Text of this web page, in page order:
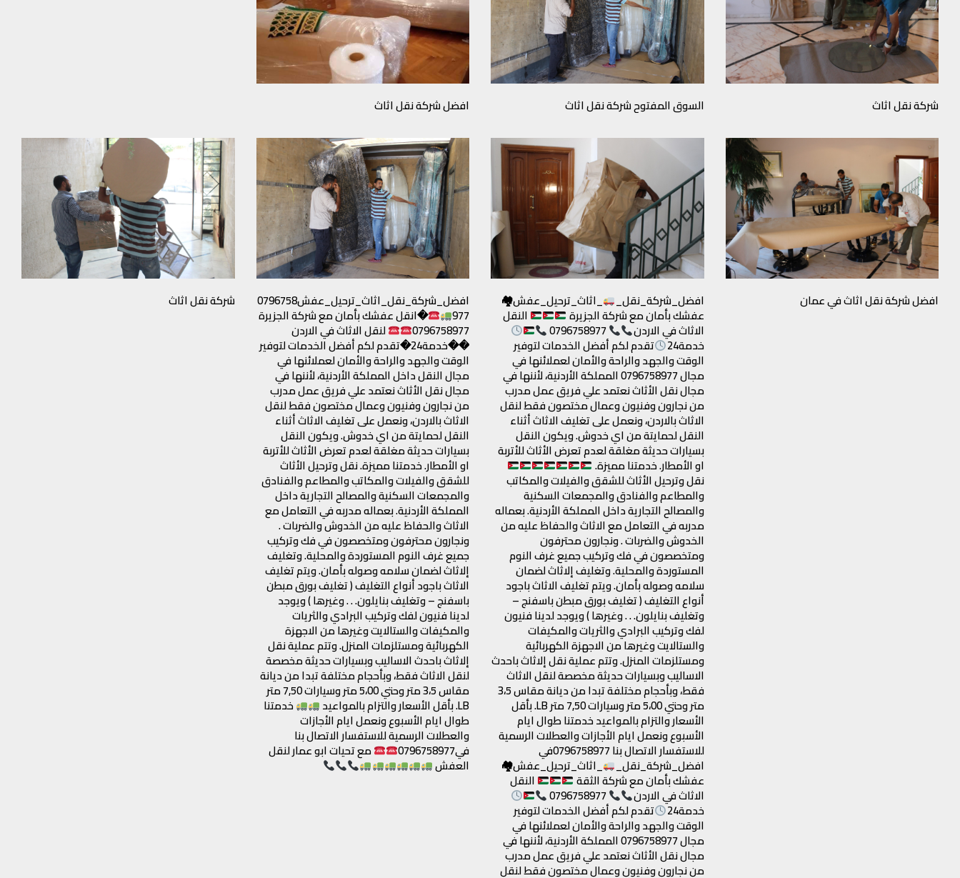
شركة نقل اثاث السوق المفتوح شركة نقل اثاث افضل شركة نقل اثاث
افضل شركة نقل اثاث في عمان افضل_شركة_نقل_ _اثاث_ترحيل_عفش🏘
عفشك بأمان مع شركة الجزيرة النقل
الاثاث في الاردن
خدمة24 تقدم لكم أفضل الخدمات لتوفير
الوقت والجهد والراحة والأمان لعملائنها في
مجال 0796758977 المملكة الأردنية، لأننها في
مجال نقل الأثاث نعتمد علي فريق عمل مدرب
من نجارون وفنيون وعمال مختصون فقط لنقل
الاثاث بالاردن، ونعمل على تغليف الاثاث أثناء
النقل لحمايتة من اي خدوش. ويكون النقل
بسيارات حديثة مغلقة لعدم تعرض الأثاث للأتربة
او الأمطار. خدمتنا مميزة.
نقل وترحيل الأثاث للشقق والفيلات والمكاتب
والمطاعم والفنادق والمجمعات السكنية
والمصالح التجارية داخل المملكة الأردنية. بعماله
مدربه في التعامل مع الاثاث والحفاظ عليه من
الخدوش والضربات . ونجارون محترفون
ومتخصصون في فك وتركيب جميع غرف النوم
المستوردة والمحلية. وتغليف إلاثاث لضمان
سلامه وصوله بأمان. ويتم تغليف الاثاث باجود
أنواع التغليف ( تغليف بورق مبطن باسفنج –
وتغليف بنايلون. . . وغيرها ) ويوجد لدينا فنيون
لفك وتركيب البرادي والثريات والمكيفات
والستالايت وغيرها من الاجهزة الكهربائية
ومستلزمات المنزل. وتتم عملية نقل إلاثاث باحدث
الاساليب وبسيارات حديثة مخصصة لنقل الاثاث
فقط، وبأحجام مختلفة تبدا من ديانة مقاس 3،5
متر وحتي 5،00 متر وسيارات 7,50 متر LB. بأقل
الأسعار والتزام بالمواعيد خدمتنا طوال ايام
الأسبوع ونعمل ايام الأجازات والعطلات الرسمية
للاستفسار الاتصال بنا 0796758977في
افضل_شركة_نقل_ _اثاث_ترحيل_عفش🏘
عفشك بأمان مع شركة الثقة النقل
الاثاث في الاردن
خدمة24 تقدم لكم أفضل الخدمات لتوفير
الوقت والجهد والراحة والأمان لعملائنها في
مجال 0796758977 المملكة الأردنية، لأننها في
مجال نقل الأثاث نعتمد علي فريق عمل مدرب
من نجارون وفنيون وعمال مختصون فقط لنقل
افضل_شركة_نقل_اثاث_ترحيل_عفش0796758
977 �انقل عفشك بأمان مع شركة الجزيرة
0796758977 لنقل الاثاث في الاردن
��خدمة24�تقدم لكم أفضل الخدمات لتوفير
الوقت والجهد والراحة والأمان لعملائنها في
مجال النقل داخل المملكة الأردنية، لأننها في
مجال نقل الأثاث نعتمد علي فريق عمل مدرب
من نجارون وفنيون وعمال مختصون فقط لنقل
الاثاث بالاردن، ونعمل على تغليف الاثاث أثناء
النقل لحمايتة من اي خدوش. ويكون النقل
بسيارات حديثة مغلقة لعدم تعرض الأثاث للأتربة
او الأمطار. خدمتنا مميزة. نقل وترحيل الأثاث
للشقق والفيلات والمكاتب والمطاعم والفنادق
والمجمعات السكنية والمصالح التجارية داخل
المملكة الأردنية. بعماله مدربه في التعامل مع
الاثاث والحفاظ عليه من الخدوش والضربات .
ونجارون محترفون ومتخصصون في فك وتركيب
جميع غرف النوم المستوردة والمحلية. وتغليف
إلاثاث لضمان سلامه وصوله بأمان. ويتم تغليف
الاثاث باجود أنواع التغليف ( تغليف بورق مبطن
باسفنج – وتغليف بنايلون. . . وغيرها ) ويوجد
لدينا فنيون لفك وتركيب البرادي والثريات
والمكيفات والستالايت وغيرها من الاجهزة
الكهربائية ومستلزمات المنزل. وتتم عملية نقل
إلاثاث باحدث الاساليب وبسيارات حديثة مخصصة
لنقل الاثاث فقط، وبأحجام مختلفة تبدا من ديانة
مقاس 3،5 متر وحتي 5،00 متر وسيارات 7,50 متر
LB. بأقل الأسعار والتزام بالمواعيد خدمتنا
طوال ايام الأسبوع ونعمل ايام الأجازات
والعطلات الرسمية للاستفسار الاتصال بنا
في0796758977 مع تحيات ابو عمار لنقل
العفش
شركة نقل اثاث